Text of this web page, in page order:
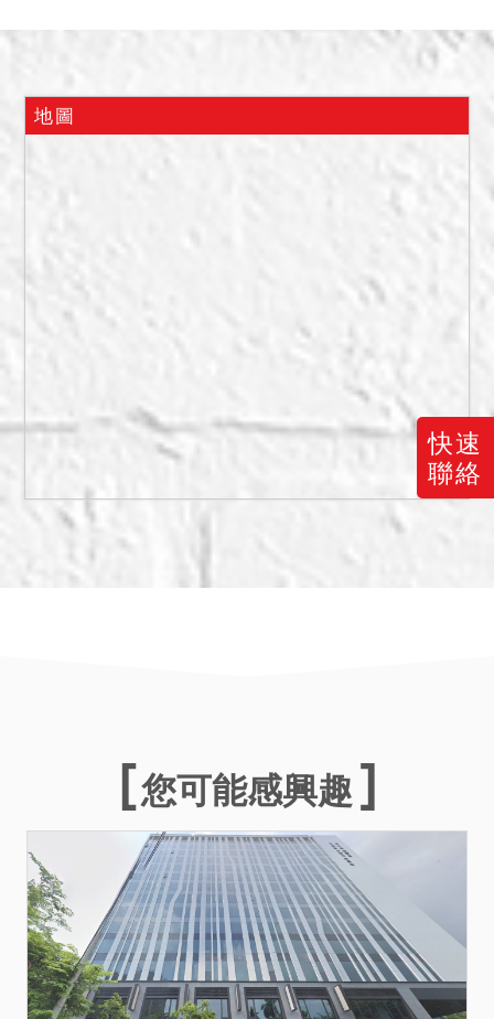
快速
聯絡
四、抵押權於拍定後塗銷。
人自行作為辦公室使用，無
出租情事，拍定後點交。
定代理人陳稱，於B4樓層有
362)，惟建物有無積欠大樓
權，因欠缺公示資料，應買
由拍定人自理。應買人、債
務人、債權人均不得以此事
由請求增減價金。
七、本件僅拍賣建物，依經
濟部產業園區管理局台中分
局來函表示，本件如經拍
定，應向其申請承租土地並
優先承買權者，有優先承買
權，請應買人自行查證並注
意。
八、經濟部產業園區管理局
台中分局來函稱，依科技產
業園區設置管理條例第19條
第1項，園區內私有土地或建
築物之轉讓對象，以在區內
營業之事業為限，故應買人
地圖
您可能感興趣